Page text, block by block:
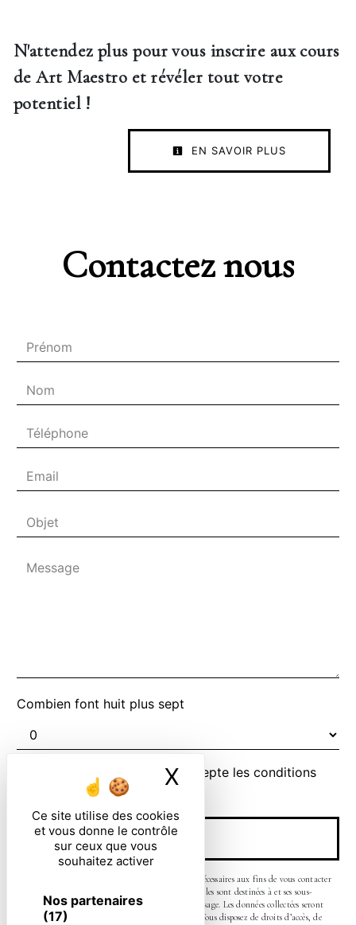
Ce site utilise des cookies
et vous donne le contrôle
sur ceux que vous
souhaitez activer
Nos partenaires
(17)
X Masquer le
N'attendez plus pour vous inscrire aux cours
de Art Maestro et révéler tout votre
potentiel !
EN SAVOIR PLUS
Contactez nous
Combien font huit plus sept
En cochant cette case, j'accepte les conditions
particulières ci-dessous **
ENVOYER
** Les données personnelles communiquées sont nécessaires aux fins de vous contacter
et sont enregistrées dans un fichier informatisé. Elles sont destinées à et ses sous-
traitants dans le seul but de répondre à votre message. Les données collectées seront
communiquées aux seuls destinataires suivants: . Vous disposez de droits d’accès, de